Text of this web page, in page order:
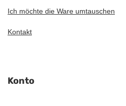
Ich möchte die Ware umtauschen
Kontakt
Konto